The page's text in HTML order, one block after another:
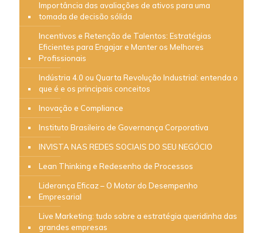
Importância das avaliações de ativos para uma
tomada de decisão sólida
Incentivos e Retenção de Talentos: Estratégias
Eficientes para Engajar e Manter os Melhores
Profissionais
Indústria 4.0 ou Quarta Revolução Industrial: entenda o
que é e os principais conceitos
Inovação e Compliance
Instituto Brasileiro de Governança Corporativa
INVISTA NAS REDES SOCIAIS DO SEU NEGÓCIO
Lean Thinking e Redesenho de Processos
Liderança Eficaz – O Motor do Desempenho
Empresarial
Live Marketing: tudo sobre a estratégia queridinha das
grandes empresas